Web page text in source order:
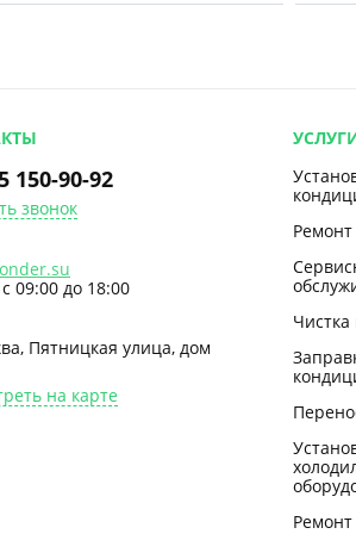
150-90-92
звонок
09:00 до 18:00
Пятницкая улица, дом
на карте
Ремонт